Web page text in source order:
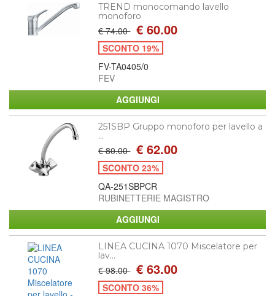
TREND monocomando lavello
monoforo
€ 74.00 € 60.00
SCONTO 19%
FV-TA0405/0
FEV
251SBP Gruppo monoforo per lavello a
...
€ 80.00 € 62.00
SCONTO 23%
QA-251SBPCR
RUBINETTERIE MAGISTRO
LINEA CUCINA 1070 Miscelatore per
lav...
€ 98.00 € 63.00
SCONTO 36%